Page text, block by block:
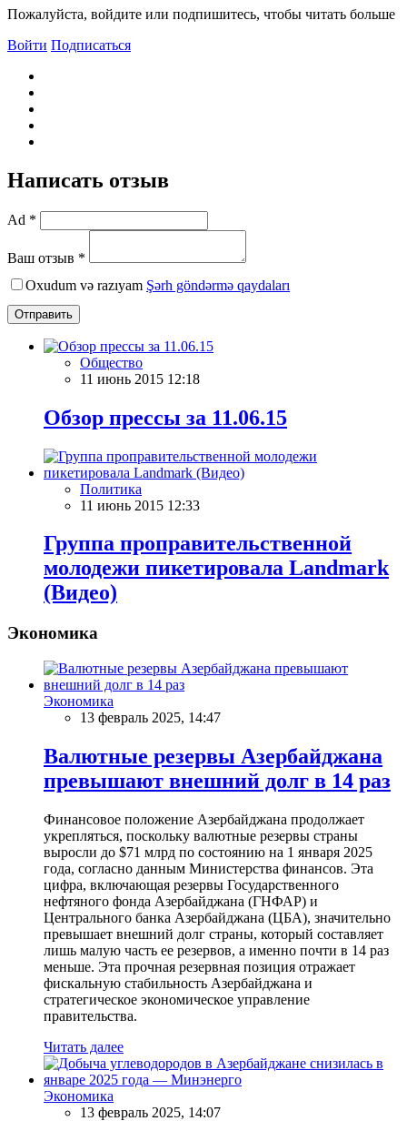
Пожалуйста, войдите или подпишитесь, чтобы читать больше
Войти Подписаться
Написать отзыв
Ad *
Ваш отзыв *
Oxudum və razıyam Şərh göndərmə qaydaları
Отправить
Общество
11 июнь 2015 12:18
Обзор прессы за 11.06.15
Политика
11 июнь 2015 12:33
Группа проправительственной
молодежи пикетировала Landmark
(Видео)
Экономика
Экономика
13 февраль 2025, 14:47
Валютные резервы Азербайджана
превышают внешний долг в 14 раз
Финансовое положение Азербайджана продолжает
укрепляться, поскольку валютные резервы страны
выросли до $71 млрд по состоянию на 1 января 2025
года, согласно данным Министерства финансов. Эта
цифра, включающая резервы Государственного
нефтяного фонда Азербайджана (ГНФАР) и
Центрального банка Азербайджана (ЦБА), значительно
превышает внешний долг страны, который составляет
лишь малую часть ее резервов, а именно почти в 14 раз
меньше. Эта прочная резервная позиция отражает
фискальную стабильность Азербайджана и
стратегическое экономическое управление
правительства.
Читать далее
Экономика
13 февраль 2025, 14:07